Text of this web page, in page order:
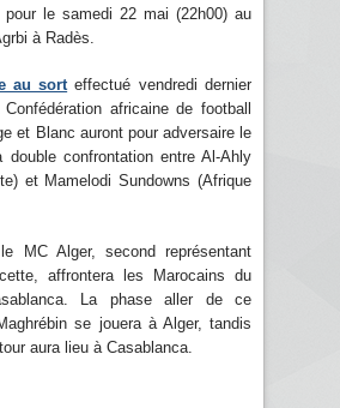
pour le samedi 22 mai (22h00) au
à Radès.
au sort effectué vendredi dernier
africaine de football
et Blanc auront pour adversaire le
double confrontation entre Al-Ahly
et Mamelodi Sundowns (Afrique
MC Alger, second représentant
affrontera les Marocains du
La phase aller de ce
se jouera à Alger, tandis
aura lieu à Casablanca.